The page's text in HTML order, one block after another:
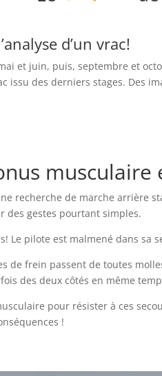
d’un vrac!
et juin, puis, septembre et
issu des derniers stages. Des
recherche de marche arrière
des gestes pourtant simples.
Le pilote est malmené dans sa
de frein passent de toutes
des deux côtés en même
pour résister à ces
!